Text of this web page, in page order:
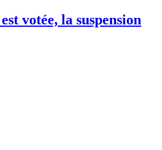
votée, la suspension